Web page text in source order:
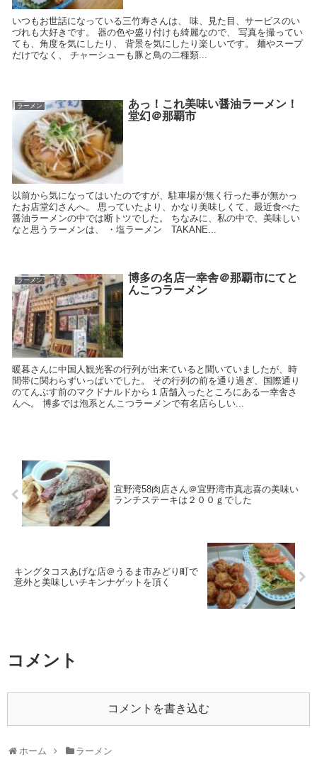
いつもお世話になっている三竹寿さんは、 味、見た目、サービスのい
づれも大好きです。 器の色や盛り付けも綺麗なので、 写真を撮ってい
ても、角度を気にしたり、 背景を気にしたり楽しいです。 麺やスープ
だけでなく、 チャーシューも豚と鳥の二種類...
ラーメン
あっ！これ美味い醤油ラーメン！
堂幻＠那覇市
以前から気になってはいたのですが、駐車場が無く行った事が無かっ
たお店堂幻さんへ。 思っていたより、かなり美味しくて、最近食べた
醤油ラーメンの中では断トツでした。 ちなみに、私の中で、美味しい
なと思うラーメンは、 ・塩ラーメン TAKANE...
ラーメン
博多の名店一幸舎＠那覇市にてと
んこつラーメン
暖暮さんに中国人観光客の行列が出来ていると聞いていましたが、時
間帯に関わらずいっぱいでした。 その行列の前を通り過ぎ、国際通り
のてんぶす前のマクドナルドから１店舗入ったところにある一幸舎さ
んへ。 博多では泡系とんこつラーメンで有名店らしい...
宜野湾58肉店さん＠宜野湾市真志喜の美味い
ランチステーキは２００ｇでした
キングタコスあげな店＠うるま市みどり町で
意外と美味しいチキンナゲットを頂く
コメント
コメントを書き込む
ホーム ラーメン